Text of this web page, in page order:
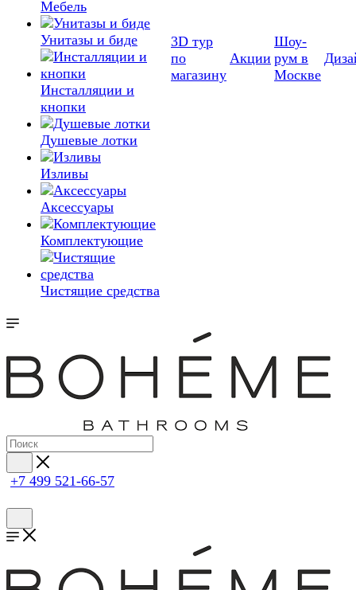
Мебель
Унитазы и биде
Инсталляции и
кнопки
Душевые лотки
Изливы
Аксессуары
Комплектующие
Чистящие средства
3D тур
по
магазину
Акции
Шоу-
рум в
Москве
+7 499 521-66-57